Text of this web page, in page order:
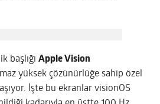
başlığıApple Vision
yüksek çözünürlüğe sahip özel
İşte bu ekranlar visionOS